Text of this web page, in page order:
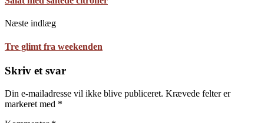
Næste indlæg
Tre glimt fra weekenden
Skriv et svar
Din e-mailadresse vil ikke blive publiceret. Krævede felter er
markeret med *